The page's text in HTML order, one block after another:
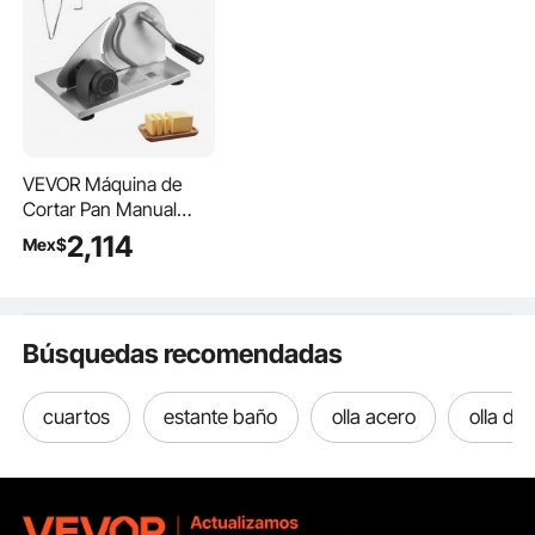
VEVOR Máquina de
Cortar Pan Manual
Grosor Ajustable de 0
a 15 mm, Rebanadora
Microdentada, para
Fiestas, 310 x 255 x
190 mm
Mex$2,114
Búsquedas recomendadas
cuartos estante baño olla acero olla de